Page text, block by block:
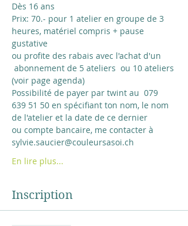
Dès 16 ans
Prix: 70.- pour 1 atelier en groupe de 3
heures, matériel compris + pause
gustative
ou profite des rabais avec l'achat d'un
abonnement de 5 ateliers  ou 10 ateliers
(voir page agenda)
Possibilité de payer par twint au  079
639 51 50 en spécifiant ton nom, le nom
de l'atelier et la date de ce dernier
ou compte bancaire, me contacter à
sylvie.saucier@couleursasoi.ch
En lire plus...
Inscription